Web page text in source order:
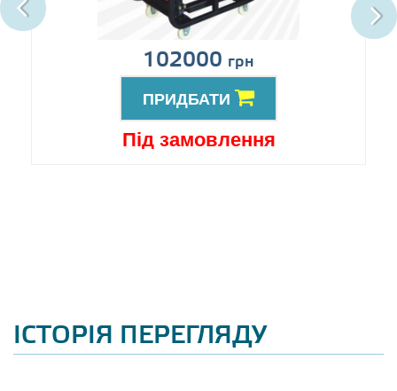
102000 грн
ПРИДБАТИ
Під замовлення
ІСТОРІЯ ПЕРЕГЛЯДУ